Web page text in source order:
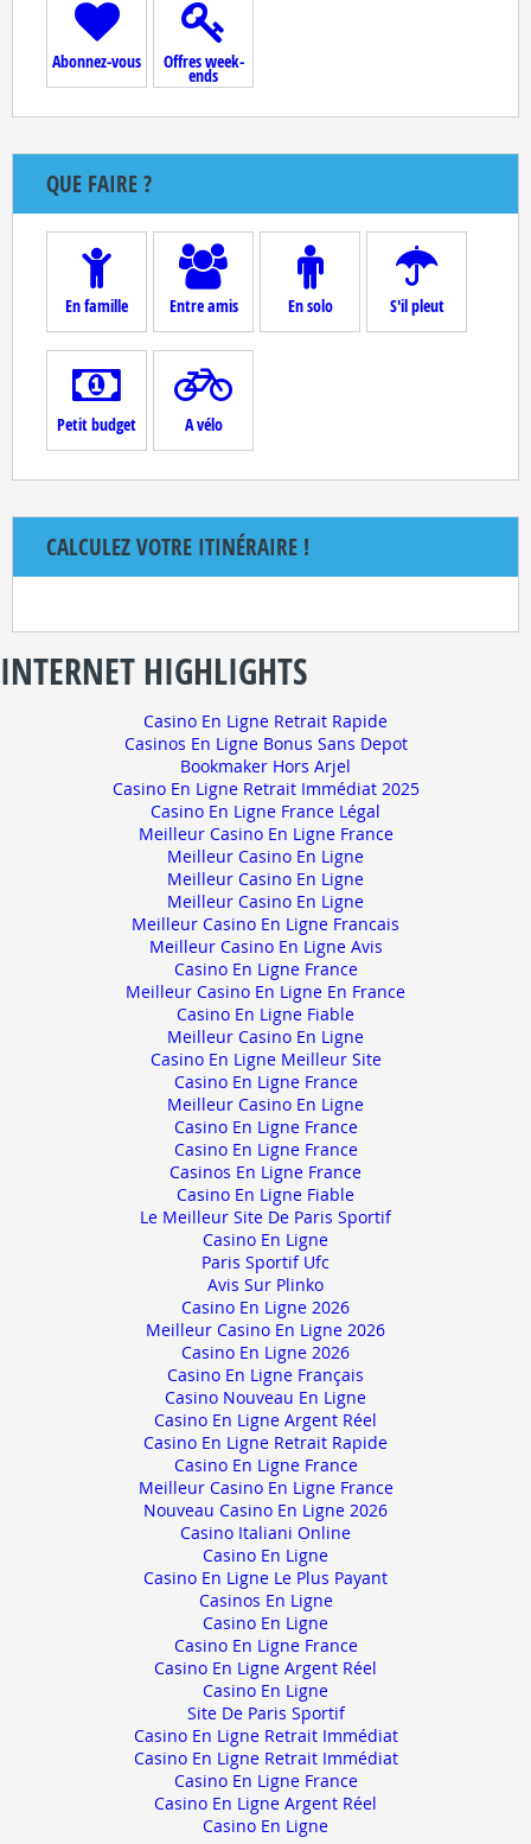
Abonnez-vous Offres week-
ends
QUE FAIRE ?
En famille Entre amis En solo S'il pleut
Petit budget A vélo
CALCULEZ VOTRE ITINÉRAIRE !
INTERNET HIGHLIGHTS
Casino En Ligne Retrait Rapide
Casinos En Ligne Bonus Sans Depot
Bookmaker Hors Arjel
Casino En Ligne Retrait Immédiat 2025
Casino En Ligne France Légal
Meilleur Casino En Ligne France
Meilleur Casino En Ligne
Meilleur Casino En Ligne
Meilleur Casino En Ligne
Meilleur Casino En Ligne Francais
Meilleur Casino En Ligne Avis
Casino En Ligne France
Meilleur Casino En Ligne En France
Casino En Ligne Fiable
Meilleur Casino En Ligne
Casino En Ligne Meilleur Site
Casino En Ligne France
Meilleur Casino En Ligne
Casino En Ligne France
Casino En Ligne France
Casinos En Ligne France
Casino En Ligne Fiable
Le Meilleur Site De Paris Sportif
Casino En Ligne
Paris Sportif Ufc
Avis Sur Plinko
Casino En Ligne 2026
Meilleur Casino En Ligne 2026
Casino En Ligne 2026
Casino En Ligne Français
Casino Nouveau En Ligne
Casino En Ligne Argent Réel
Casino En Ligne Retrait Rapide
Casino En Ligne France
Meilleur Casino En Ligne France
Nouveau Casino En Ligne 2026
Casino Italiani Online
Casino En Ligne
Casino En Ligne Le Plus Payant
Casinos En Ligne
Casino En Ligne
Casino En Ligne France
Casino En Ligne Argent Réel
Casino En Ligne
Site De Paris Sportif
Casino En Ligne Retrait Immédiat
Casino En Ligne Retrait Immédiat
Casino En Ligne France
Casino En Ligne Argent Réel
Casino En Ligne